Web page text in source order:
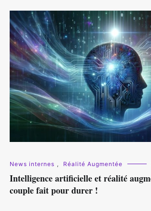
News internes , Réalité Augmentée
Intelligence artificielle et réalité
couple fait pour durer !